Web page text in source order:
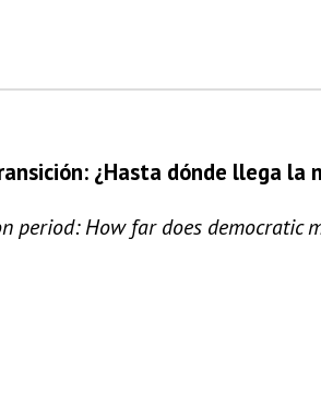
¿Hasta dónde llega la
How far does democratic